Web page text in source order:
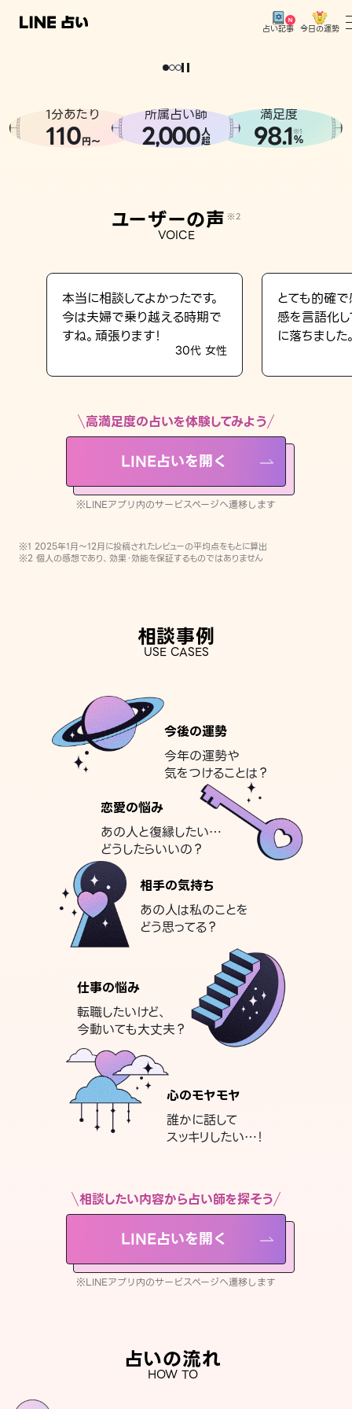
占い記事 今日の運勢
相談事例
LINE占いを開く
※LINEアプリ内のサービスページへ遷移します
どうせなら
。
1分あたり
110円〜
所属占い師
2,000人
超
満足度
98.1※1
%
ユーザーの声 ※2
VOICE
本当に相談してよかったです。
今は夫婦で乗り越える時期で
すね。頑張ります！
30代 女性
とても的確
感を言語化
に落ちました
高満足度の占いを体験してみよう
LINE占いを開く
※LINEアプリ内のサービスページへ遷移します
※1 2025年1月〜12月に投稿されたレビューの平均点をもとに算出
※2 個人の感想であり、効果・効能を保証するものではありません
相談事例
USE CASES
今後の運勢
今年の運勢や
気をつけることは？
恋愛の悩み
あの人と復縁したい…
どうしたらいいの？
相手の気持ち
あの人は私のことを
どう思ってる？
仕事の悩み
転職したいけど、
今動いても大丈夫？
心のモヤモヤ
誰かに話して
スッキリしたい…！
相談したい内容から占い師を探そう
LINE占いを開く
※LINEアプリ内のサービスページへ遷移します
占いの流れ
HOW TO